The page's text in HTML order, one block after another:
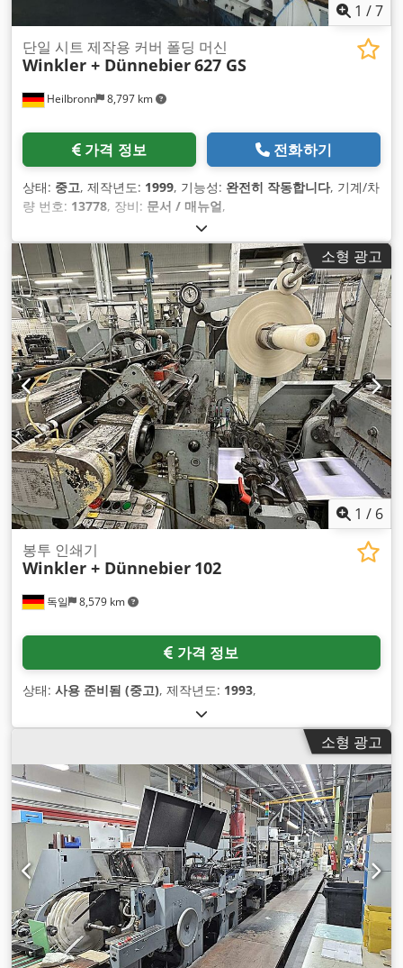
1 /7
Heilbronn 8,797 km
단일 시트 제작용 커버 폴딩 머신
Winkler + Dünnebier627 GS
가격 정보 전화하기
상태: 중고, 제작년도: 1999, 기능성: 완전히 작동합니다, 기계/차
량 번호: 13778, 장비: 문서 / 매뉴얼,
소형 광고
1 / 6
독일 8,579 km
봉투 인쇄기
Winkler + Dünnebier 102
가격 정보
상태: 사용 준비됨 (중고), 제작년도: 1993,
소형 광고